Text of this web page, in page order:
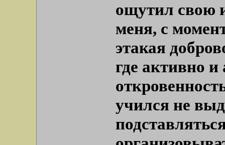
ощутил свою
меня, с
этакая
где активно и
учился не